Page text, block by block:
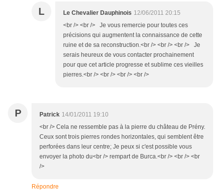
L Le Chevalier Dauphinois 12/06/2011 20:15
<br /> <br /> Je vous remercie pour toutes ces
précisions qui augmentent la connaissance de cette
ruine et de sa reconstruction.<br /> <br /> <br /> Je
serais heureux de vous contacter prochainement
pour que cet article progresse et sublime ces vieilles
pierres.<br /> <br /> <br /> <br />
P Patrick 14/01/2011 19:10
<br /> Cela ne ressemble pas à la pierre du château de Prény.
Ceux sont trois pierres rondes horizontales, qui semblent être
perforées dans leur centre; Je peux si c'est possible vous
envoyer la photo du<br /> rempart de Burca.<br /> <br /> <br
/>
Répondre